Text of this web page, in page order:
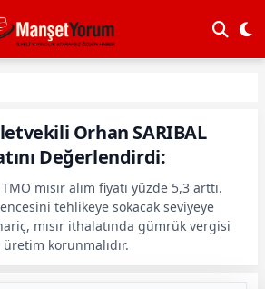
Orhan SARIBAL
Değerlendirdi:
mısır alım fiyatı yüzde 5,3 arttı.
tehlikeye sokacak seviyeye
mısır ithalatında gümrük vergisi
korunmalıdır.